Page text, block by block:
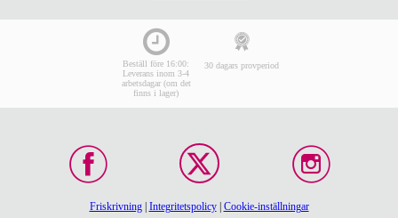
Beställ före 16:00:
Leverans inom 3-4
arbetsdagar (om det
finns i lager)
30 dagars provperiod
Friskrivning| Integritetspolicy| Cookie-inställningar